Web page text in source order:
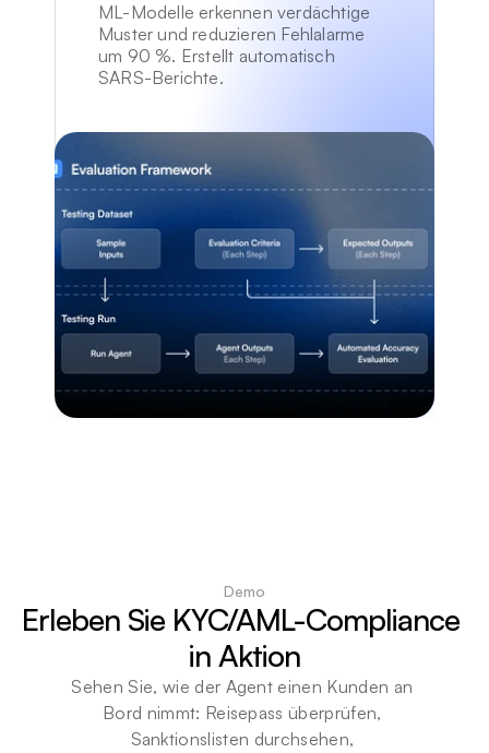
ML-Modelle erkennen verdächtige
Muster und reduzieren Fehlalarme
um 90 %. Erstellt automatisch
SARS-Berichte.
Demo
Erleben Sie KYC/AML-Compliance
in Aktion
Sehen Sie, wie der Agent einen Kunden an
Bord nimmt: Reisepass überprüfen,
Sanktionslisten durchsehen,